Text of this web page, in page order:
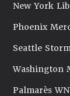
New York
Phoenix
Seattle
Washington
Palmarès